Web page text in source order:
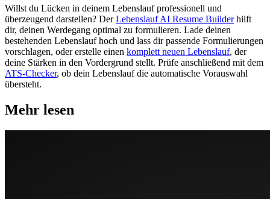
Willst du Lücken in deinem Lebenslauf professionell und
überzeugend darstellen? DerLebenslauf AI Resume Builderhilft
dir, deinen Werdegang optimal zu formulieren. Lade deinen
bestehenden Lebenslauf hoch und lass dir passende Formulierungen
vorschlagen, oder erstelle einen komplett neuen Lebenslauf, der
deine Stärken in den Vordergrund stellt. Prüfe anschließend mit dem
ATS-Checker, ob dein Lebenslauf die automatische Vorauswahl
übersteht.
Mehr lesen